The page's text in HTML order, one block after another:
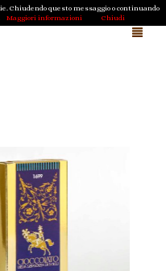
Chiudendo questo messaggio o continuando
Maggiori informazioni Chiudi